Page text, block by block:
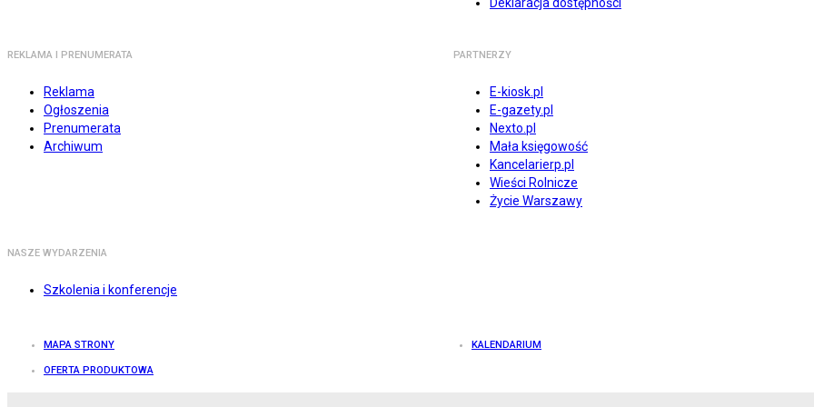
REKLAMA I PRENUMERATA
Reklama
Ogłoszenia
Prenumerata
Archiwum
PARTNERZY
E-kiosk.pl
E-gazety.pl
Nexto.pl
Mała księgowość
Kancelarierp.pl
Wieści Rolnicze
Życie Warszawy
NASZE WYDARZENIA
Szkolenia i konferencje
MAPA STRONY KALENDARIUM
OFERTA PRODUKTOWA